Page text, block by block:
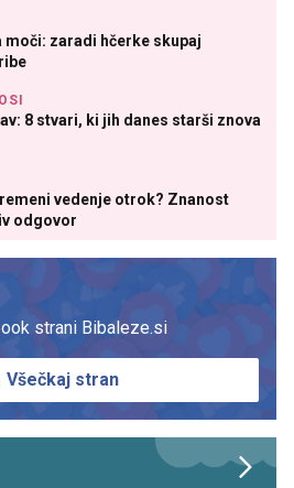
moči: zaradi hčerke skupaj
8 stvari, ki jih danes starši znova
vedenje otrok? Znanost
odgovor
strani Bibaleze.si
Všečkaj stran